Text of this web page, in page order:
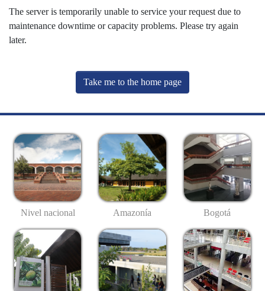
The server is temporarily unable to service your request due to
maintenance downtime or capacity problems. Please try again
later.
Take me to the home page
Nivel nacional Amazonía Bogotá